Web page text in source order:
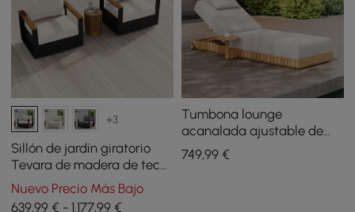
+3
Sillón de jardín giratorio
Tevara de madera de teca
y aluminio con cojín -
marfil, 2 uds.
Nuevo Precio Más Bajo
639,99 € - 1.177,99 €
Tumbona lounge
acanalada ajustable de
aluminio para exteriores en
blanco cálido
749,99€